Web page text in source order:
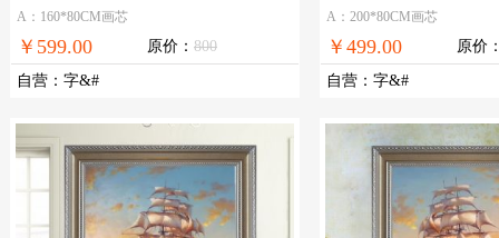
挂画 现代玄关手绘油画欧式风景油画
A：160*80CM画芯
￥599.00 原价： 800
自营 ： 字&#
绘风景海景油画
A：200*80CM画芯
￥499.00 原价
自营 ： 字&#